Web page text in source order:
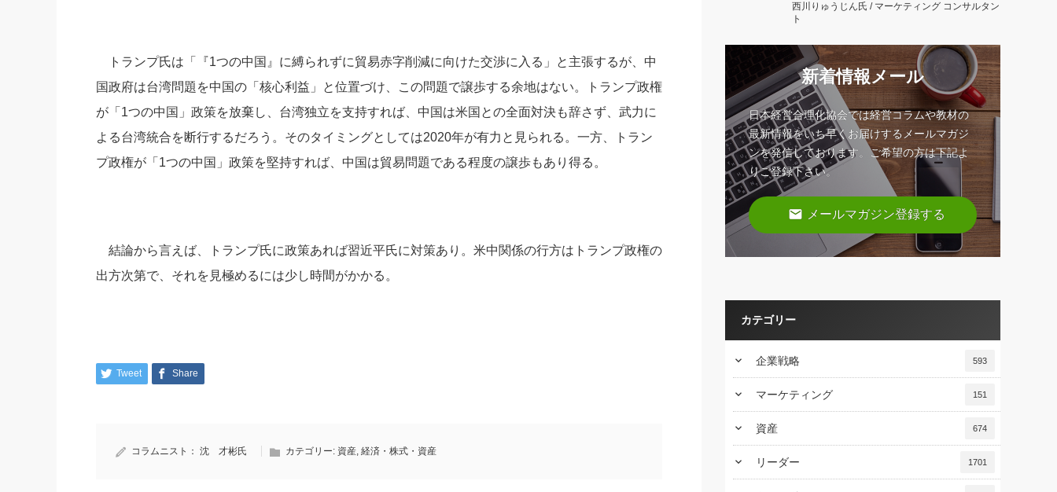
トランプ氏は「『1つの中国』に縛られずに貿易赤字削減に向けた交渉に入る」と主張するが、中
国政府は台湾問題を中国の「核心利益」と位置づけ、この問題で譲歩する余地はない。トランプ政権
が「1つの中国」政策を放棄し、台湾独立を支持すれば、中国は米国との全面対決も辞さず、武力に
よる台湾統合を断行するだろう。そのタイミングとしては2020年が有力と見られる。一方、トラン
プ政権が「1つの中国」政策を堅持すれば、中国は貿易問題である程度の譲歩もあり得る。
結論から言えば、トランプ氏に政策あれば習近平氏に対策あり。米中関係の行方はトランプ政権の
出方次第で、それを見極めるには少し時間がかかる。
Tweet Share
コラムニスト： 沈 才彬氏 カテゴリー: 資産, 経済・株式・資産
西川りゅうじん氏 / マーケティング コンサルタン
ト
新着情報メール
日本経営合理化協会では経営コラムや教材の
最新情報をいち早くお届けするメールマガジ
ンを発信しております。ご希望の方は下記よ
りご登録下さい。
email メールマガジン登録する
カテゴリー
keyboard_arrow_down 企業戦略 593
keyboard_arrow_down マーケティング 151
keyboard_arrow_down 資産 674
keyboard_arrow_down リーダー 1701